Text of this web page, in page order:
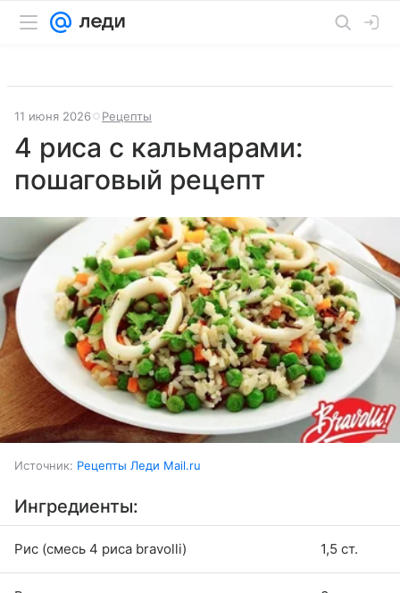
11 июня 2026 Рецепты
4 риса с кальмарами:
пошаговый рецепт
Источник: Рецепты Леди Mail.ru
Ингредиенты:
Рис (смесь 4 риса bravolli) 1,5 ст.